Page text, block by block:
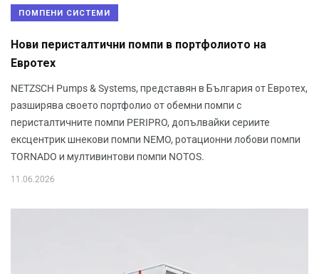
ПОМПЕНИ СИСТЕМИ
Нови перисталтични помпи в портфолиото на
Евротех
NETZSCH Pumps & Systems, представян в България от Евротех,
разширява своето портфолио от обемни помпи с
перисталтичните помпи PERIPRO, допълвайки сериите
ексцентрик шнекови помпи NEMO, ротационни лобови помпи
TORNADO и мултивинтови помпи NOTOS.
11.06.2026